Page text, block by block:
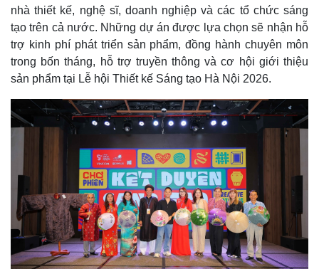
nhà thiết kế, nghệ sĩ, doanh nghiệp và các tổ chức sáng
tạo trên cả nước. Những dự án được lựa chọn sẽ nhận hỗ
trợ kinh phí phát triển sản phẩm, đồng hành chuyên môn
trong bốn tháng, hỗ trợ truyền thông và cơ hội giới thiệu
sản phẩm tại Lễ hội Thiết kế Sáng tạo Hà Nội 2026.